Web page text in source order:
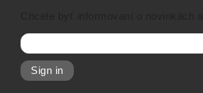
Sign in